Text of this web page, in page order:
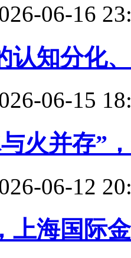
06-16
认知分化
06-15
火并存”
06-12
上海国际